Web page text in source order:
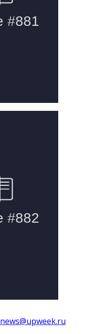
news@upweek.ru